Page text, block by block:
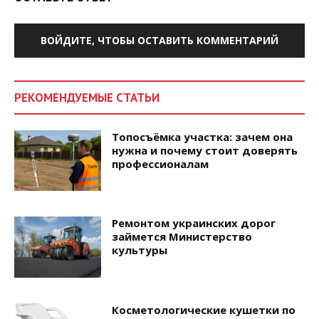
ВОЙДИТЕ, ЧТОБЫ ОСТАВИТЬ КОММЕНТАРИЙ
РЕКОМЕНДУЕМЫЕ СТАТЬИ
Топосъёмка участка: зачем она
нужна и почему стоит доверять
профессионалам
Ремонтом украинских дорог
займется Министерство
культуры
Косметологические кушетки по